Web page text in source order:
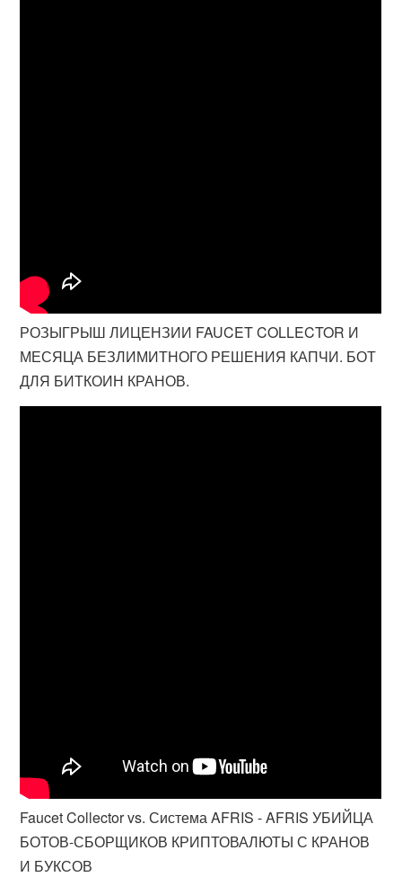
РОЗЫГРЫШ ЛИЦЕНЗИИ FAUCET COLLECTOR И
МЕСЯЦА БЕЗЛИМИТНОГО РЕШЕНИЯ КАПЧИ. БОТ
ДЛЯ БИТКОИН КРАНОВ.
Faucet Collector vs. Система AFRIS - AFRIS УБИЙЦА
БОТОВ-СБОРЩИКОВ КРИПТОВАЛЮТЫ С КРАНОВ
И БУКСОВ